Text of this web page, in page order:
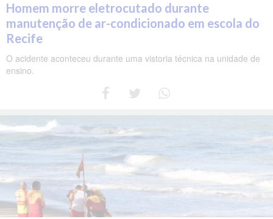
Homem morre eletrocutado durante
manutenção de ar-condicionado em escola do
Recife
O acidente aconteceu durante uma vistoria técnica na unidade de
ensino.